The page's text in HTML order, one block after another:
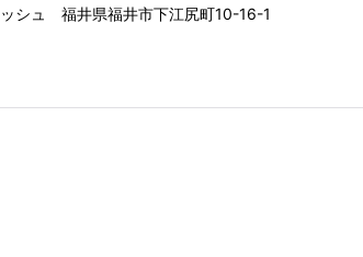
ッシュ 福井県福井市下江尻町10-16-1